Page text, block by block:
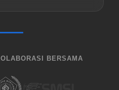
BERSAMA